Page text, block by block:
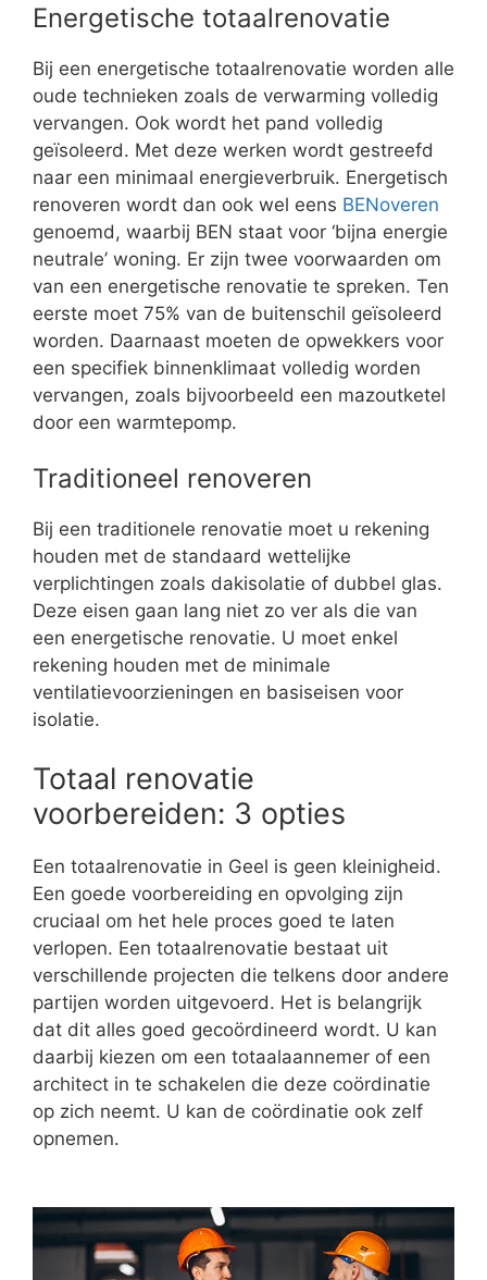
Energetische totaalrenovatie
Bij een energetische totaalrenovatie worden alle
oude technieken zoals de verwarming volledig
vervangen. Ook wordt het pand volledig
geïsoleerd. Met deze werken wordt gestreefd
naar een minimaal energieverbruik. Energetisch
renoveren wordt dan ook wel eens BENoveren
genoemd, waarbij BEN staat voor ‘bijna energie
neutrale’ woning. Er zijn twee voorwaarden om
van een energetische renovatie te spreken. Ten
eerste moet 75% van de buitenschil geïsoleerd
worden. Daarnaast moeten de opwekkers voor
een specifiek binnenklimaat volledig worden
vervangen, zoals bijvoorbeeld een mazoutketel
door een warmtepomp.
Traditioneel renoveren
Bij een traditionele renovatie moet u rekening
houden met de standaard wettelijke
verplichtingen zoals dakisolatie of dubbel glas.
Deze eisen gaan lang niet zo ver als die van
een energetische renovatie. U moet enkel
rekening houden met de minimale
ventilatievoorzieningen en basiseisen voor
isolatie.
Totaal renovatie
voorbereiden: 3 opties
Een totaalrenovatie in Geel is geen kleinigheid.
Een goede voorbereiding en opvolging zijn
cruciaal om het hele proces goed te laten
verlopen. Een totaalrenovatie bestaat uit
verschillende projecten die telkens door andere
partijen worden uitgevoerd. Het is belangrijk
dat dit alles goed gecoördineerd wordt. U kan
daarbij kiezen om een totaalaannemer of een
architect in te schakelen die deze coördinatie
op zich neemt. U kan de coördinatie ook zelf
opnemen.